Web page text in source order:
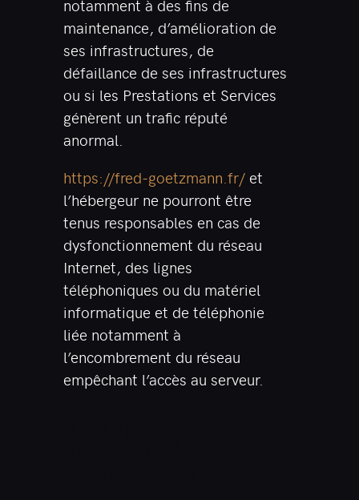
notamment à des fins de
maintenance, d’amélioration de
ses infrastructures, de
défaillance de ses infrastructures
ou si les Prestations et Services
génèrent un trafic réputé
anormal.
https://fred-goetzmann.fr/ et
l’hébergeur ne pourront être
tenus responsables en cas de
dysfonctionnement du réseau
Internet, des lignes
téléphoniques ou du matériel
informatique et de téléphonie
liée notamment à
l’encombrement du réseau
empêchant l’accès au serveur.